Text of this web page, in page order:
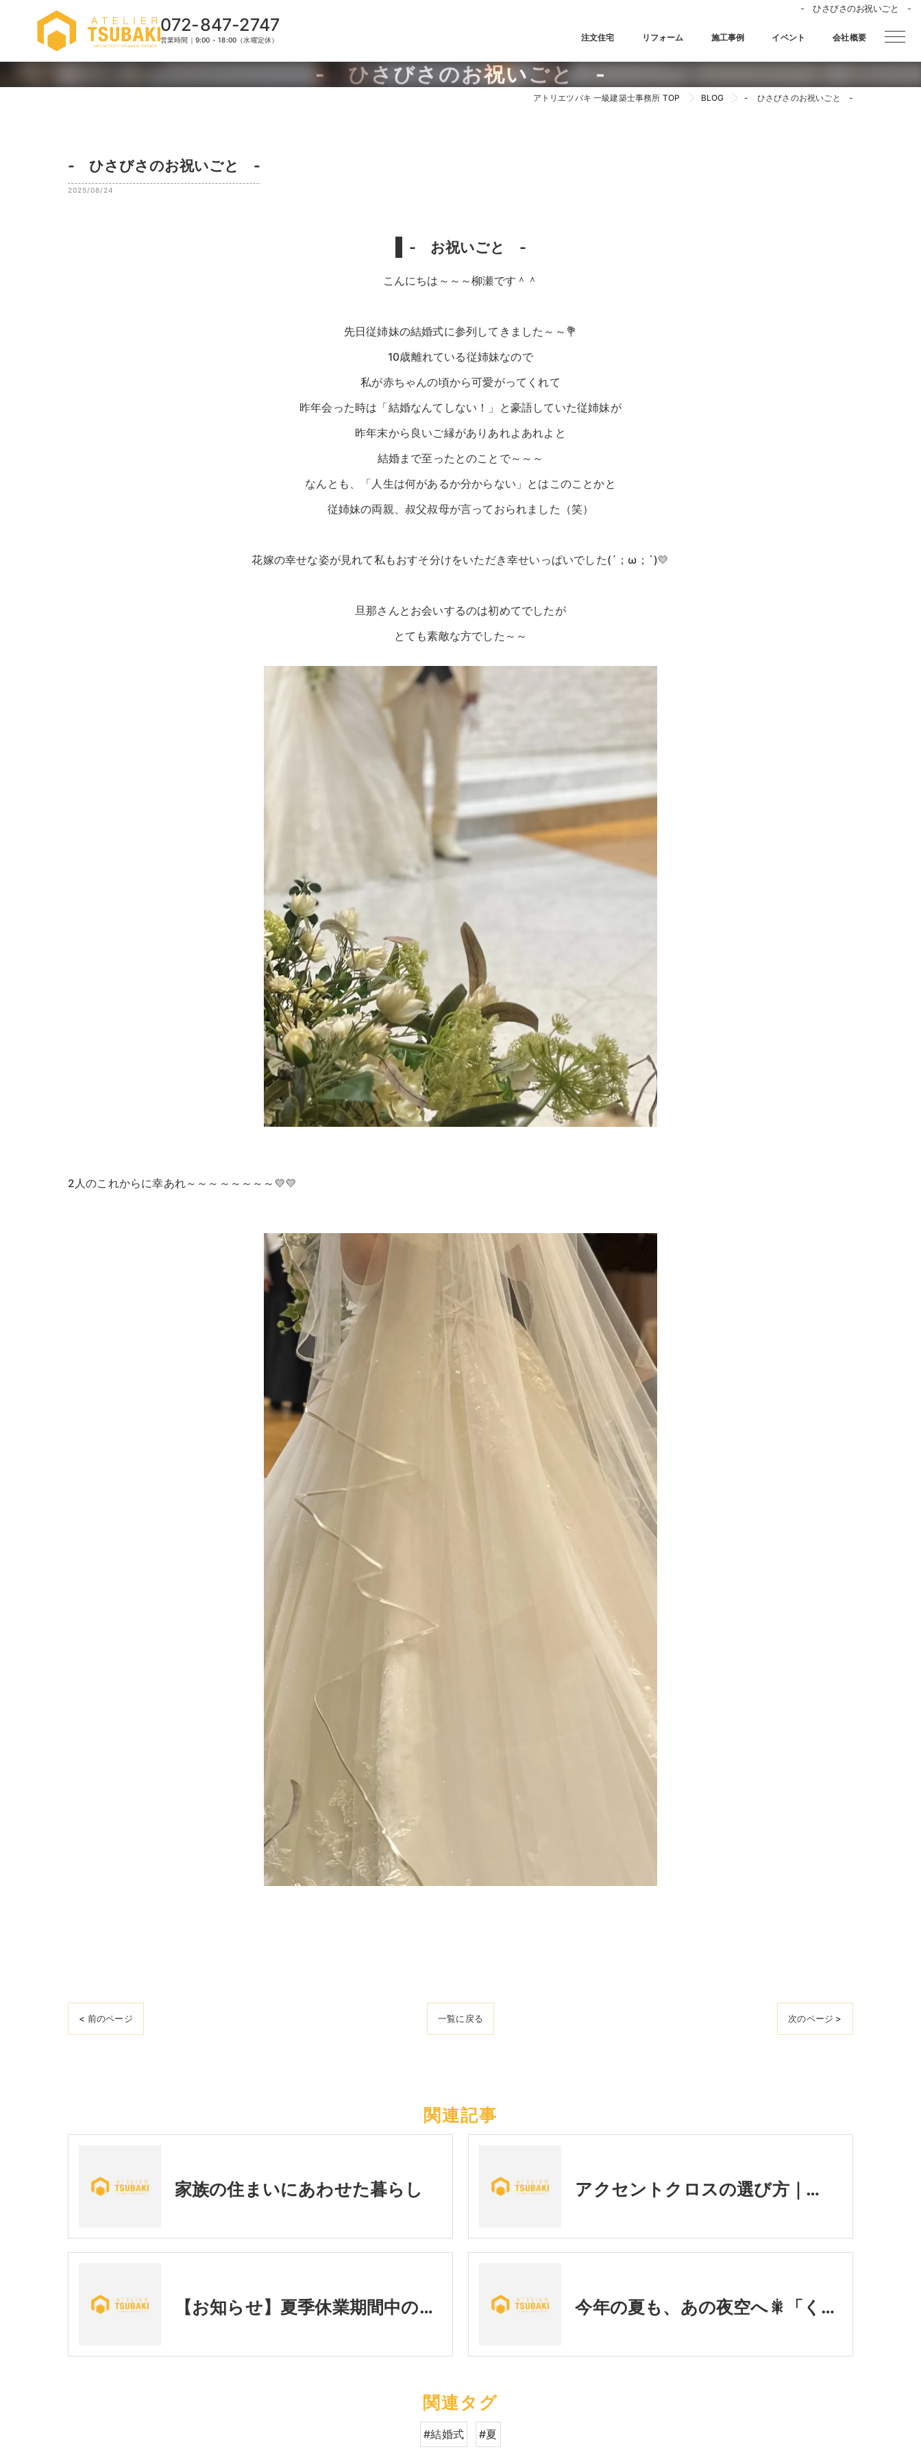
- ひさびさのお祝いごと -
072-847-2747
営業時間｜9:00 - 18:00（水曜定休） 注文住宅 リフォーム 施工事例 イベント 会社概要
- ひさびさのお祝いごと -
アトリエツバキ 一級建築士事務所 TOP BLOG - ひさびさのお祝いごと -
- ひさびさのお祝いごと -
2025/08/24
- お祝いごと -
こんにちは～～～柳瀬です＾＾
先日従姉妹の結婚式に参列してきました～～💐
10歳離れている従姉妹なので
私が赤ちゃんの頃から可愛がってくれて
昨年会った時は「結婚なんてしない！」と豪語していた従姉妹が
昨年末から良いご縁がありあれよあれよと
結婚まで至ったとのことで～～～
なんとも、「人生は何があるか分からない」とはこのことかと
従姉妹の両親、叔父叔母が言っておられました（笑）
花嫁の幸せな姿が見れて私もおすそ分けをいただき幸せいっぱいでした(´；ω；`)💛
旦那さんとお会いするのは初めてでしたが
とても素敵な方でした～～
2人のこれからに幸あれ～～～～～～～～💛💛
< 前のページ 一覧に戻る 次のページ >
関連記事
家族の住まいにあわせた暮らし アクセントクロスの選び方｜後悔しないために知っておきたい3つのポイント💡
【お知らせ】夏季休業期間中の営業に関するご案内 今年の夏も、あの夜空へ🎇「くらわんか花火大会」実行委員会がスタート👆
関連タグ
#結婚式 #夏